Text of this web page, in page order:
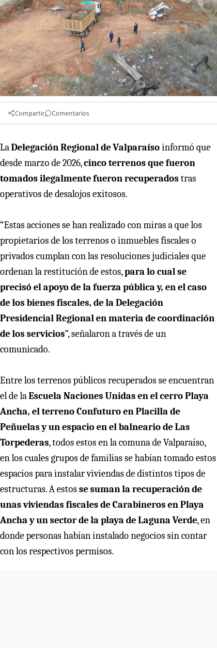
Compartir Comentarios
LaDelegación Regional de Valparaíso informó que
desde marzo de 2026,cinco terrenos que fueron
tomados ilegalmente fueron recuperadostras
operativos de desalojos exitosos.
“Estas acciones se han realizado con miras a que los
propietarios de los terrenos o inmuebles fiscales o
privados cumplan con las resoluciones judiciales que
ordenan la restitución de estos,para lo cual se
precisó el apoyo de la fuerza pública y, en el caso
de los bienes fiscales, de la Delegación
Presidencial Regional en materia de coordinación
de los servicios”, señalaron a través de un
comunicado.
Entre los terrenos públicos recuperados se encuentran
el de laEscuela Naciones Unidas en el cerro Playa
Ancha, el terreno Confuturo en Placilla de
Peñuelas y un espacio en el balneario de Las
Torpederas, todos estos en la comuna de Valparaíso,
en los cuales grupos de familias se habían tomado estos
espacios para instalar viviendas de distintos tipos de
estructuras. A estosse suman la recuperación de
unas viviendas fiscales de Carabineros en Playa
Ancha y un sector de la playa de Laguna Verde, en
donde personas habían instalado negocios sin contar
con los respectivos permisos.